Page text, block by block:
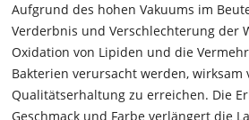
Aufgrund des hohen Vakuums im
Verderbnis und Verschlechterung der
Oxidation von Lipiden und die
Bakterien verursacht werden,
Qualitätserhaltung zu erreichen. Die
Geschmack und Farbe verlängert die